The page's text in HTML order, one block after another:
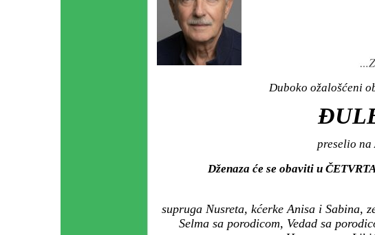
Duboko ožalošćeni
preselio na
Dženaza će se obaviti u
supruga Nusreta, kćerke Anisa i Sabina,
Selma sa porodicom, Vedad sa